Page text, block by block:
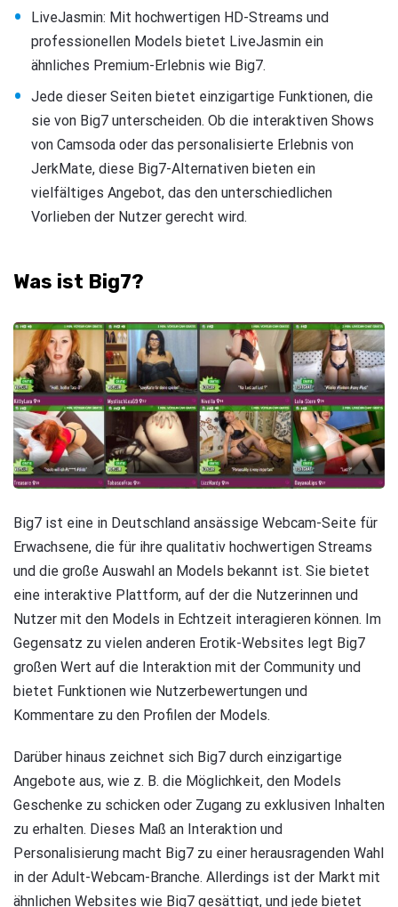
LiveJasmin: Mit hochwertigen HD-Streams und
professionellen Models bietet LiveJasmin ein
ähnliches Premium-Erlebnis wie Big7.
Jede dieser Seiten bietet einzigartige Funktionen, die
sie von Big7 unterscheiden. Ob die interaktiven Shows
von Camsoda oder das personalisierte Erlebnis von
JerkMate, diese Big7-Alternativen bieten ein
vielfältiges Angebot, das den unterschiedlichen
Vorlieben der Nutzer gerecht wird.
Was ist Big7?
Big7 ist eine in Deutschland ansässige Webcam-Seite für
Erwachsene, die für ihre qualitativ hochwertigen Streams
und die große Auswahl an Models bekannt ist. Sie bietet
eine interaktive Plattform, auf der die Nutzerinnen und
Nutzer mit den Models in Echtzeit interagieren können. Im
Gegensatz zu vielen anderen Erotik-Websites legt Big7
großen Wert auf die Interaktion mit der Community und
bietet Funktionen wie Nutzerbewertungen und
Kommentare zu den Profilen der Models.
Darüber hinaus zeichnet sich Big7 durch einzigartige
Angebote aus, wie z. B. die Möglichkeit, den Models
Geschenke zu schicken oder Zugang zu exklusiven Inhalten
zu erhalten. Dieses Maß an Interaktion und
Personalisierung macht Big7 zu einer herausragenden Wahl
in der Adult-Webcam-Branche. Allerdings ist der Markt mit
ähnlichen Websites wie Big7 gesättigt, und jede bietet